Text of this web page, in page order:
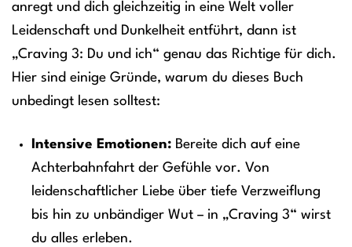
anregt und dich gleichzeitig in eine Welt voller
Leidenschaft und Dunkelheit entführt, dann ist
„Craving 3: Du und ich“ genau das Richtige für dich.
Hier sind einige Gründe, warum du dieses Buch
unbedingt lesen solltest:
Intensive Emotionen:Bereite dich auf eine
Achterbahnfahrt der Gefühle vor. Von
leidenschaftlicher Liebe über tiefe Verzweiflung
bis hin zu unbändiger Wut – in „Craving 3“ wirst
du alles erleben.